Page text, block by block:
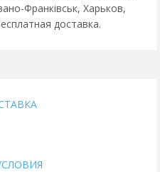
Франківськ, Харьков,
доставка.